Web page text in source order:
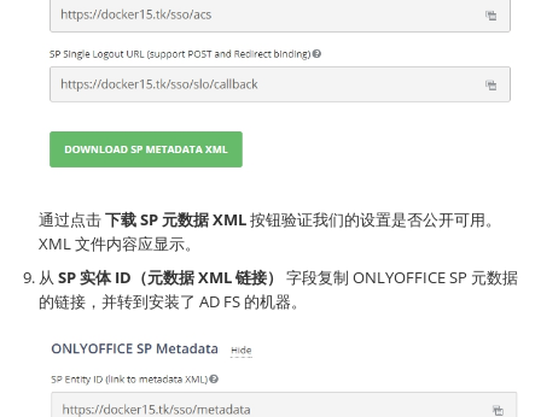
通过点击下载 SP 元数据 XML按钮验证我们的设置是否公开可用。
XML 文件内容应显示。
从 SP 实体 ID（元数据 XML 链接）
字段复制 ONLYOFFICE SP 元数据
的链接，并转到安装了 AD FS 的机器。